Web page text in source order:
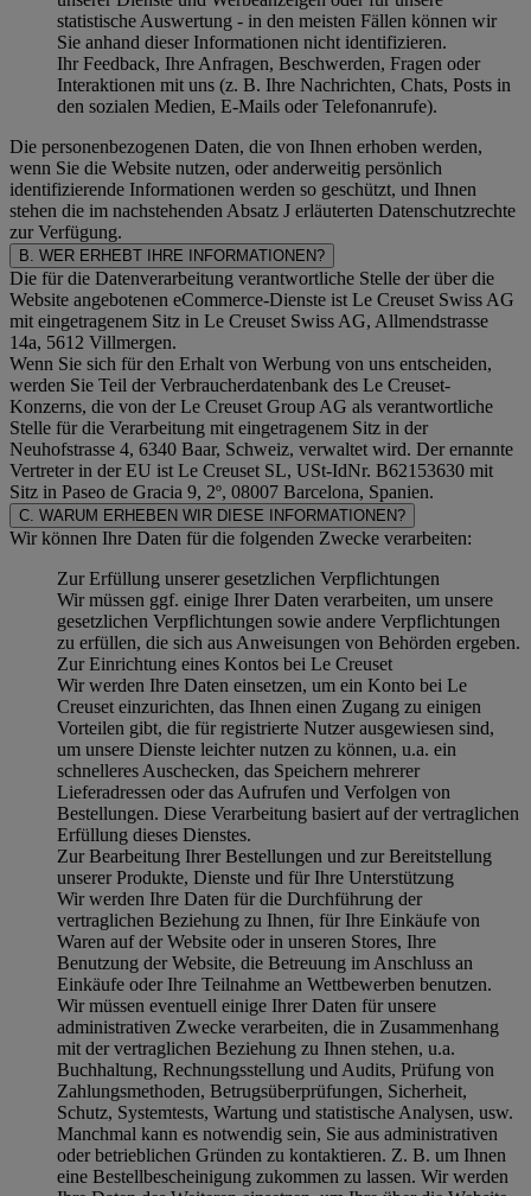
statistische Auswertung - in den meisten Fällen können wir
Sie anhand dieser Informationen nicht identifizieren.
Ihr Feedback, Ihre Anfragen, Beschwerden, Fragen oder
Interaktionen mit uns (z. B. Ihre Nachrichten, Chats, Posts in
den sozialen Medien, E-Mails oder Telefonanrufe).
Die personenbezogenen Daten, die von Ihnen erhoben werden,
wenn Sie die Website nutzen, oder anderweitig persönlich
identifizierende Informationen werden so geschützt, und Ihnen
stehen die im nachstehenden Absatz J erläuterten Datenschutzrechte
zur Verfügung.
B. WER ERHEBT IHRE INFORMATIONEN?
Die für die Datenverarbeitung verantwortliche Stelle der über die
Website angebotenen eCommerce-Dienste ist Le Creuset Swiss AG
mit eingetragenem Sitz in Le Creuset Swiss AG, Allmendstrasse
14a, 5612 Villmergen.
Wenn Sie sich für den Erhalt von Werbung von uns entscheiden,
werden Sie Teil der Verbraucherdatenbank des Le Creuset-
Konzerns, die von der Le Creuset Group AG als verantwortliche
Stelle für die Verarbeitung mit eingetragenem Sitz in der
Neuhofstrasse 4, 6340 Baar, Schweiz, verwaltet wird. Der ernannte
Vertreter in der EU ist Le Creuset SL, USt-IdNr. B62153630 mit
Sitz in Paseo de Gracia 9, 2º, 08007 Barcelona, Spanien.
C. WARUM ERHEBEN WIR DIESE INFORMATIONEN?
Wir können Ihre Daten für die folgenden Zwecke verarbeiten:
Zur Erfüllung unserer gesetzlichen Verpflichtungen
Wir müssen ggf. einige Ihrer Daten verarbeiten, um unsere
gesetzlichen Verpflichtungen sowie andere Verpflichtungen
zu erfüllen, die sich aus Anweisungen von Behörden ergeben.
Zur Einrichtung eines Kontos bei Le Creuset
Wir werden Ihre Daten einsetzen, um ein Konto bei Le
Creuset einzurichten, das Ihnen einen Zugang zu einigen
Vorteilen gibt, die für registrierte Nutzer ausgewiesen sind,
um unsere Dienste leichter nutzen zu können, u.a. ein
schnelleres Auschecken, das Speichern mehrerer
Lieferadressen oder das Aufrufen und Verfolgen von
Bestellungen. Diese Verarbeitung basiert auf der vertraglichen
Erfüllung dieses Dienstes.
Zur Bearbeitung Ihrer Bestellungen und zur Bereitstellung
unserer Produkte, Dienste und für Ihre Unterstützung
Wir werden Ihre Daten für die Durchführung der
vertraglichen Beziehung zu Ihnen, für Ihre Einkäufe von
Waren auf der Website oder in unseren Stores, Ihre
Benutzung der Website, die Betreuung im Anschluss an
Einkäufe oder Ihre Teilnahme an Wettbewerben benutzen.
Wir müssen eventuell einige Ihrer Daten für unsere
administrativen Zwecke verarbeiten, die in Zusammenhang
mit der vertraglichen Beziehung zu Ihnen stehen, u.a.
Buchhaltung, Rechnungsstellung und Audits, Prüfung von
Zahlungsmethoden, Betrugsüberprüfungen, Sicherheit,
Schutz, Systemtests, Wartung und statistische Analysen, usw.
Manchmal kann es notwendig sein, Sie aus administrativen
oder betrieblichen Gründen zu kontaktieren. Z. B. um Ihnen
eine Bestellbescheinigung zukommen zu lassen. Wir werden